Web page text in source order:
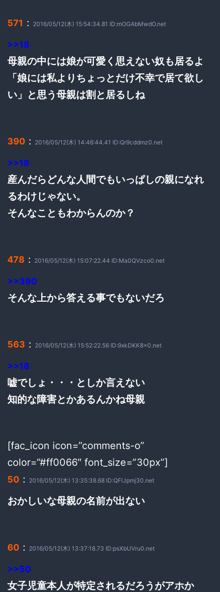
571 ： 2016/05/12(木) 15:54:34.81 ID:mOGAbMwdO.net
>>18
母親の中には娘が可愛く思えない奴も居るよ
「娘には私よりちょっとだけ不幸で居て欲し
い」と思う母親は割と居るしね
390 ： 2016/05/12(木) 14:46:44.41 ID:Qr9cddmz0.net
>>18
産んだらどんな人間でもいっぱしの親になれ
るわけじゃない。
そんなこともわからんのか？
478 ： 2016/05/12(木) 15:07:22.44 ID:Ma0QVzco0.net
>>390
そんな上から答える事でもないだろ
563 ： 2016/05/12(木) 15:52:22.56 ID:9xkDKK8x0.net
>>18
嘘でしょ・・・としか言えない
知的な障害とかあるんかね母親
[fac_icon icon=”comments-o”
color=”#ff0066″ font_size=”30px”]
50 ： 2016/05/12(木) 13:35:38.68 ID:QFlJpmj30.net
おかしいな母親の名前が出ない
60 ： 2016/05/12(木) 13:37:18.73 ID:psXbUVru0.net
>>50
女子児童本人が特定されるだろうがアホか